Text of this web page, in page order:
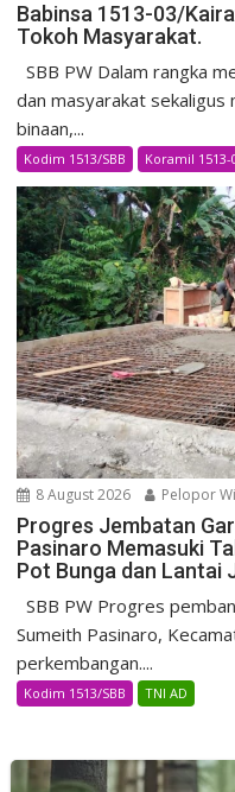
Babinsa 1513-03/
Tokoh Masyarakat.
SBB PW Dalam rangka
dan masyarakat sekaligus
binaan,...
Kodim 1513/SBB Koramil
8 August 2026 Pelopor
Progres Jembatan
Pasinaro Memasuki
Pot Bunga dan Lantai
SBB PW Progres
Sumeith Pasinaro,
perkembangan....
Kodim 1513/SBB TNI AD